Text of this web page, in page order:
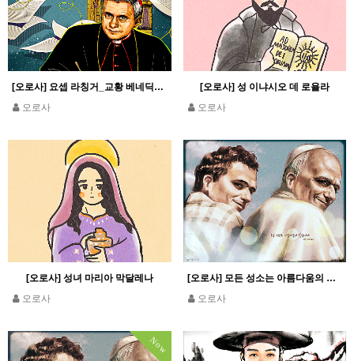
[오로사] 요셉 라칭거_교황 베네딕토 16세
오로사
[오로사] 성 이냐시오 데 로욜라
오로사
[오로사] 성녀 마리아 막달레나
오로사
[오로사] 모든 성소는 아름다움의 길입니다_교황 레오 14세
오로사
Now